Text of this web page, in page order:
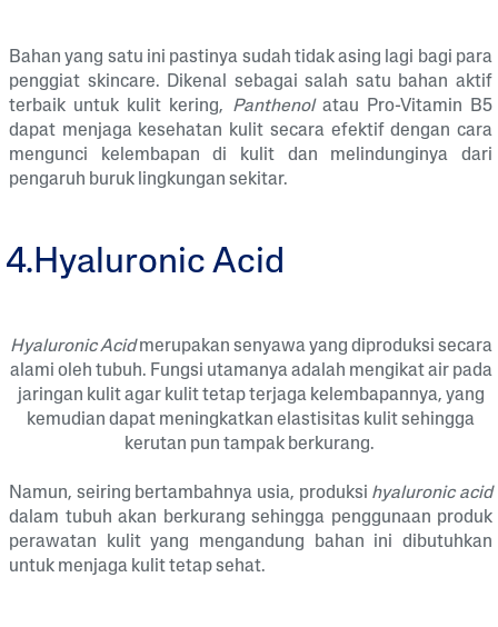
Bahan yang satu ini pastinya sudah tidak asing lagi bagi para
penggiat skincare. Dikenal sebagai salah satu bahan aktif
terbaik untuk kulit kering, Panthenol atau Pro-Vitamin B5
dapat menjaga kesehatan kulit secara efektif dengan cara
mengunci kelembapan di kulit dan melindunginya dari
pengaruh buruk lingkungan sekitar.
4.Hyaluronic Acid
Hyaluronic Acidmerupakan senyawa yang diproduksi secara
alami oleh tubuh. Fungsi utamanya adalah mengikat air pada
jaringan kulit agar kulit tetap terjaga kelembapannya, yang
kemudian dapat meningkatkan elastisitas kulit sehingga
kerutan pun tampak berkurang.
Namun, seiring bertambahnya usia, produksi hyaluronic acid
dalam tubuh akan berkurang sehingga penggunaan produk
perawatan kulit yang mengandung bahan ini dibutuhkan
untuk menjaga kulit tetap sehat.